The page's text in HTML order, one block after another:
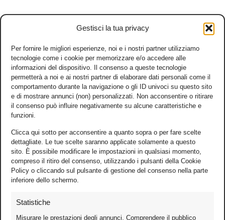
Gestisci la tua privacy
Per fornire le migliori esperienze, noi e i nostri partner utilizziamo
tecnologie come i cookie per memorizzare e/o accedere alle
informazioni del dispositivo. Il consenso a queste tecnologie
permetterà a noi e ai nostri partner di elaborare dati personali come il
comportamento durante la navigazione o gli ID univoci su questo sito
e di mostrare annunci (non) personalizzati. Non acconsentire o ritirare
il consenso può influire negativamente su alcune caratteristiche e
funzioni.
Clicca qui sotto per acconsentire a quanto sopra o per fare scelte
dettagliate. Le tue scelte saranno applicate solamente a questo
sito. È possibile modificare le impostazioni in qualsiasi momento,
compreso il ritiro del consenso, utilizzando i pulsanti della Cookie
Policy o cliccando sul pulsante di gestione del consenso nella parte
inferiore dello schermo.
Statistiche
Misurare le prestazioni degli annunci, Comprendere il pubblico